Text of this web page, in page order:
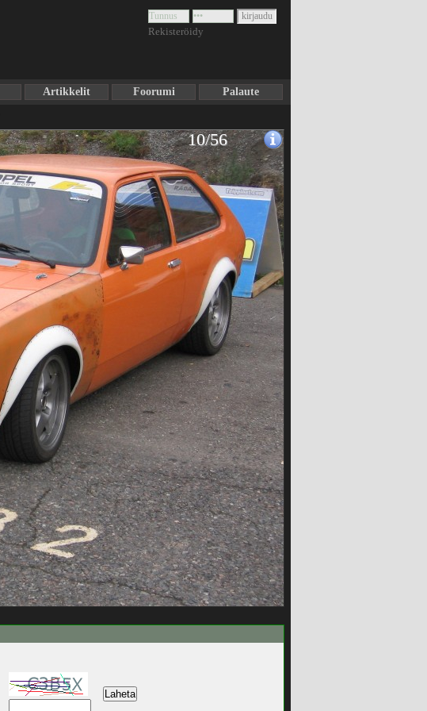
Rekisteröidy
Artikkelit Foorumi Palaute
10/56